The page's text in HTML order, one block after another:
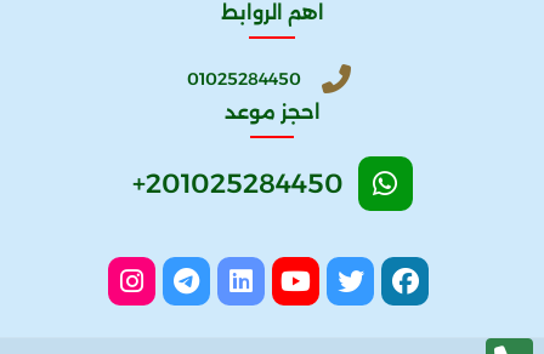
اهم الروابط
01025284450
احجز موعد